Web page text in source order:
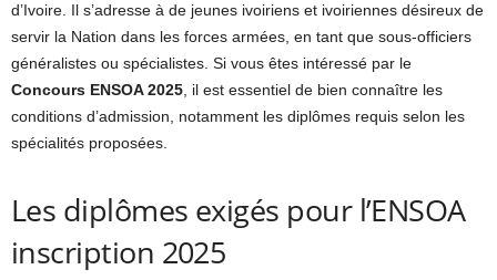
d’Ivoire. Il s’adresse à de jeunes ivoiriens et ivoiriennes désireux de
servir la Nation dans les forces armées, en tant que sous-officiers
généralistes ou spécialistes. Si vous êtes intéressé par le
Concours ENSOA 2025, il est essentiel de bien connaître les
conditions d’admission, notamment les diplômes requis selon les
spécialités proposées.
Les diplômes exigés pour l’ENSOA
inscription 2025